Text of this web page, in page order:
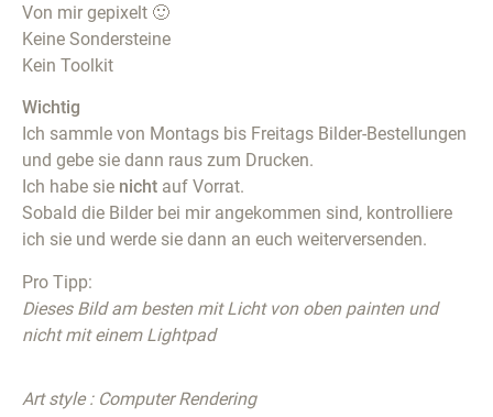
Von mir gepixelt 🙂
Keine Sondersteine
Kein Toolkit
Wichtig
Ich sammle von Montags bis Freitags Bilder-Bestellungen
und gebe sie dann raus zum Drucken.
Ich habe sie nicht auf Vorrat.
Sobald die Bilder bei mir angekommen sind, kontrolliere
ich sie und werde sie dann an euch weiterversenden.
Pro Tipp:
Dieses Bild am besten mit Licht von oben painten und
nicht mit einem Lightpad
Art style : Computer Rendering